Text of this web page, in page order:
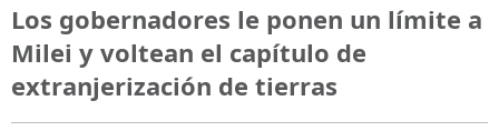
Los gobernadores le ponen un límite a
Milei y voltean el capítulo de
extranjerización de tierras